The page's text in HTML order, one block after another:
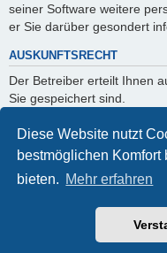
Diese Website nutzt
bestmöglichen Komfort
bieten. Mehr erfahren
seiner Software weitere
er Sie darüber gesondert
AUSKUNFTSRECHT
Der Betreiber erteilt Ihnen
Sie gespeichert sind.
Sie können jederzeit die
verlangen. Kontaktieren
Powered byphpBB